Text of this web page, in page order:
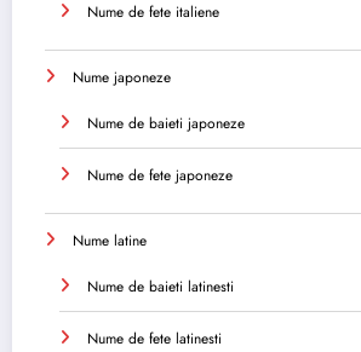
Nume de fete italiene
Nume japoneze
Nume de baieti japoneze
Nume de fete japoneze
Nume latine
Nume de baieti latinesti
Nume de fete latinesti